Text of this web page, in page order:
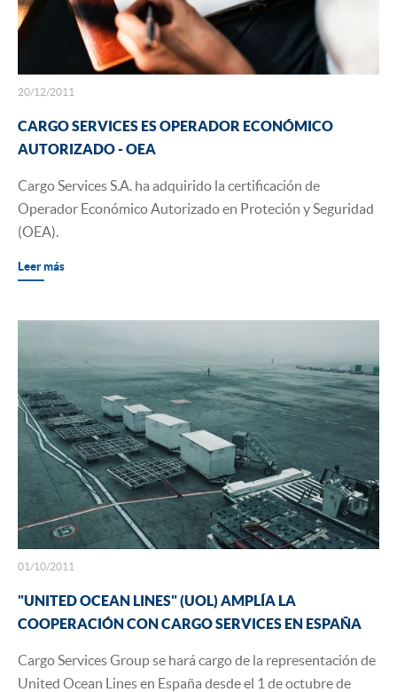
20/12/2011
CARGO SERVICES ES OPERADOR ECONÓMICO
AUTORIZADO - OEA
Cargo Services S.A. ha adquirido la certificación de
Operador Económico Autorizado en Proteción y Seguridad
(OEA).
Leer más
01/10/2011
"UNITED OCEAN LINES" (UOL) AMPLÍA LA
COOPERACIÓN CON CARGO SERVICES EN ESPAÑA
​Cargo Services Group se hará cargo de la representación de
United Ocean Lines en España desde el 1 de octubre de